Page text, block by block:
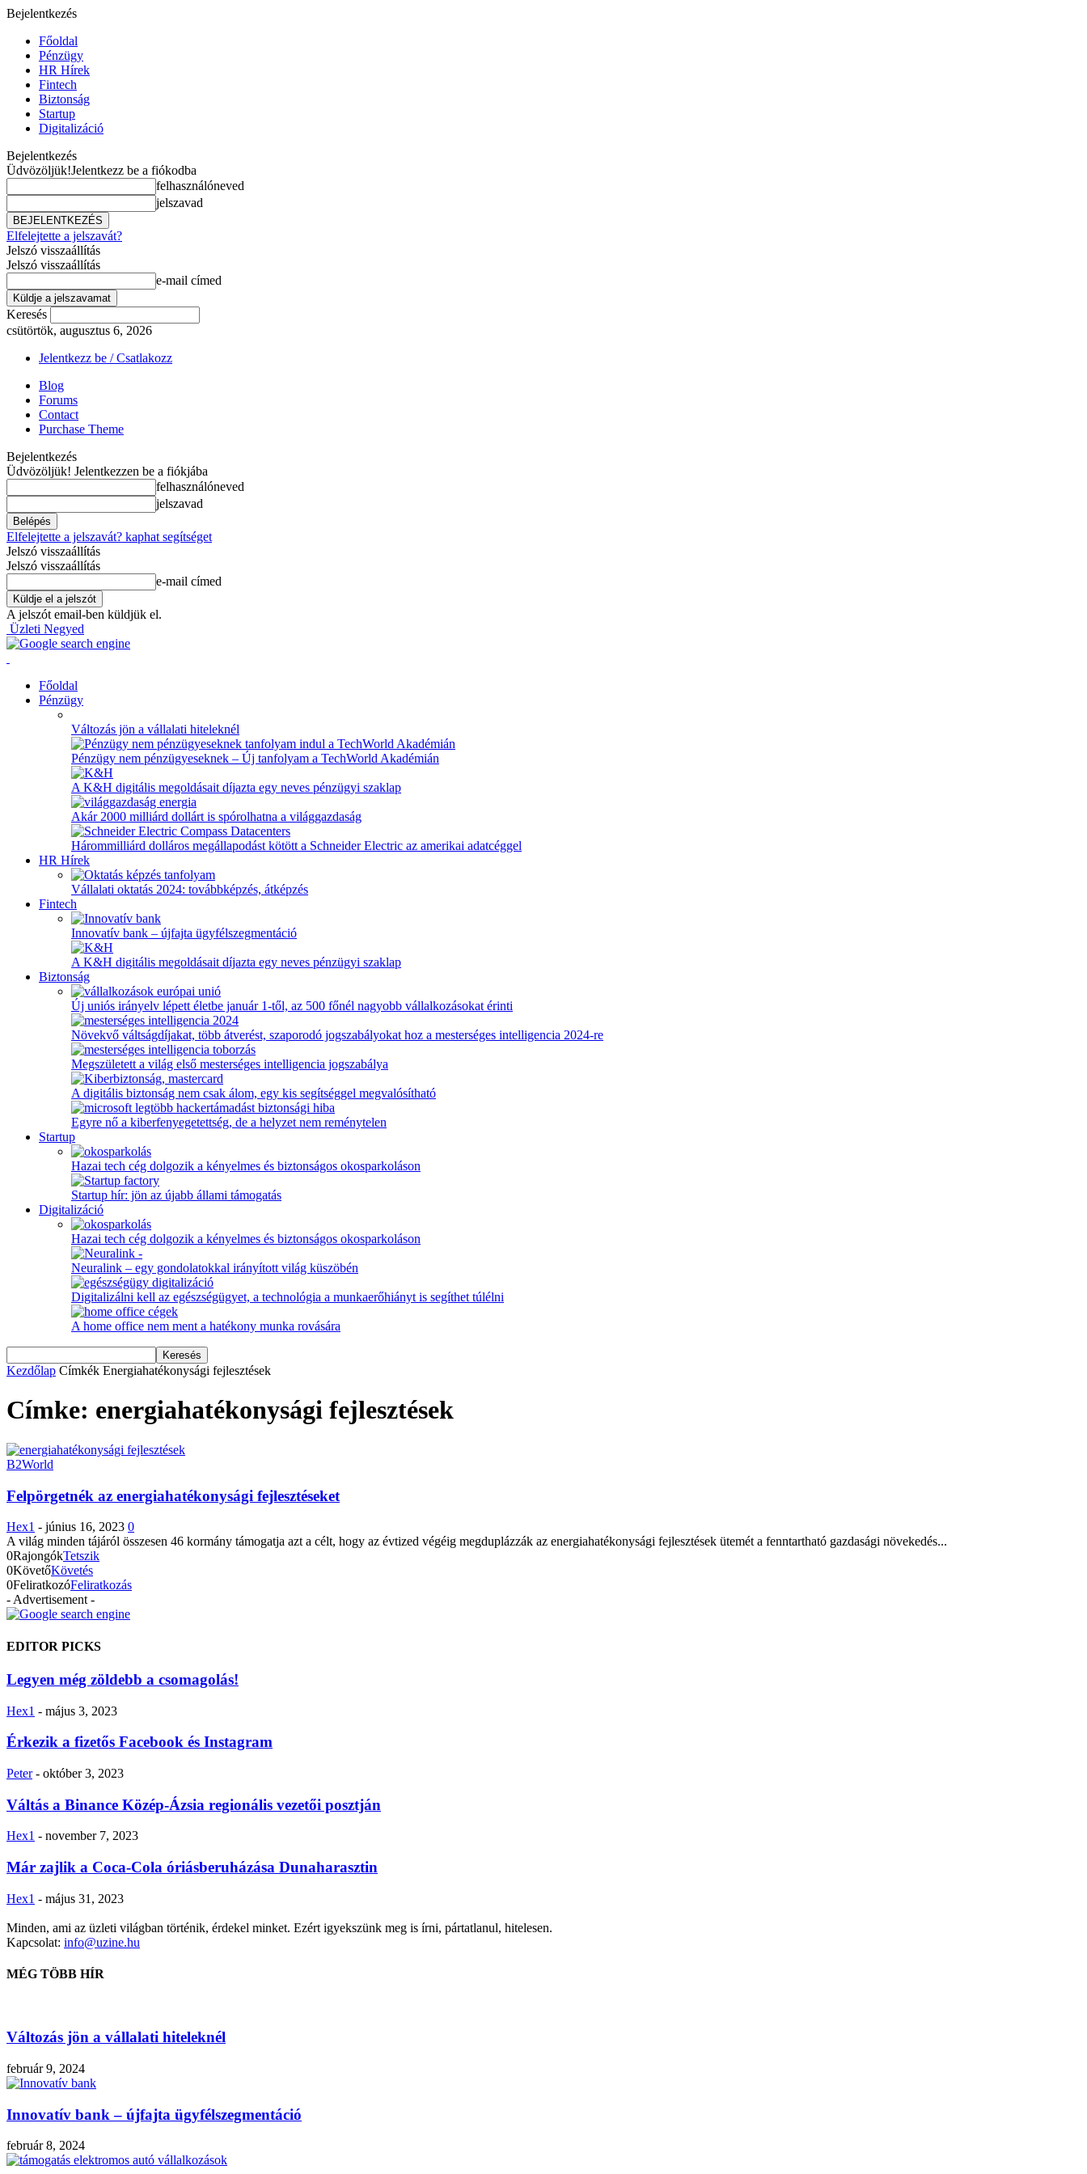
Bejelentkezés
Főoldal
Pénzügy
HR Hírek
Fintech
Biztonság
Startup
Digitalizáció
Bejelentkezés
Üdvözöljük!Jelentkezz be a fiókodba
felhasználóneved
jelszavad
Elfelejtette a jelszavát?
Jelszó visszaállítás
Jelszó visszaállítás
e-mail címed
Keresés
csütörtök, augusztus 6, 2026
Jelentkezz be / Csatlakozz
Blog
Forums
Contact
Purchase Theme
Bejelentkezés
Üdvözöljük! Jelentkezzen be a fiókjába
felhasználóneved
jelszavad
Elfelejtette a jelszavát? kaphat segítséget
Jelszó visszaállítás
Jelszó visszaállítás
e-mail címed
A jelszót email-ben küldjük el.
Üzleti Negyed
Főoldal
Pénzügy
Változás jön a vállalati hiteleknél
Pénzügy nem pénzügyeseknek – Új tanfolyam a TechWorld Akadémián
A K&H digitális megoldásait díjazta egy neves pénzügyi szaklap
Akár 2000 milliárd dollárt is spórolhatna a világgazdaság
Hárommilliárd dolláros megállapodást kötött a Schneider Electric az amerikai adatcéggel
HR Hírek
Vállalati oktatás 2024: továbbképzés, átképzés
Fintech
Innovatív bank – újfajta ügyfélszegmentáció
A K&H digitális megoldásait díjazta egy neves pénzügyi szaklap
Biztonság
Új uniós irányelv lépett életbe január 1-től, az 500 főnél nagyobb vállalkozásokat érinti
Növekvő váltságdíjakat, több átverést, szaporodó jogszabályokat hoz a mesterséges intelligencia 2024-re
Megszületett a világ első mesterséges intelligencia jogszabálya
A digitális biztonság nem csak álom, egy kis segítséggel megvalósítható
Egyre nő a kiberfenyegetettség, de a helyzet nem reménytelen
Startup
Hazai tech cég dolgozik a kényelmes és biztonságos okosparkoláson
Startup hír: jön az újabb állami támogatás
Digitalizáció
Hazai tech cég dolgozik a kényelmes és biztonságos okosparkoláson
Neuralink – egy gondolatokkal irányított világ küszöbén
Digitalizálni kell az egészségügyet, a technológia a munkaerőhiányt is segíthet túlélni
A home office nem ment a hatékony munka rovására
Kezdőlap Címkék Energiahatékonysági fejlesztések
Címke: energiahatékonysági fejlesztések
B2World
Felpörgetnék az energiahatékonysági fejlesztéseket
Hex1 - június 16, 2023 0
A világ minden tájáról összesen 46 kormány támogatja azt a célt, hogy az évtized végéig megduplázzák az energiahatékonysági fejlesztések ütemét a fenntartható gazdasági növekedés...
0RajongókTetszik
0KövetőKövetés
0FeliratkozóFeliratkozás
- Advertisement -
EDITOR PICKS
Legyen még zöldebb a csomagolás!
Hex1 - május 3, 2023
Érkezik a fizetős Facebook és Instagram
Peter - október 3, 2023
Váltás a Binance Közép-Ázsia regionális vezetői posztján
Hex1 - november 7, 2023
Már zajlik a Coca-Cola óriásberuházása Dunaharasztin
Hex1 - május 31, 2023
Minden, ami az üzleti világban történik, érdekel minket. Ezért igyekszünk meg is írni, pártatlanul, hitelesen.
Kapcsolat: info@uzine.hu
MÉG TÖBB HÍR
Változás jön a vállalati hiteleknél
február 9, 2024
Innovatív bank – újfajta ügyfélszegmentáció
február 8, 2024